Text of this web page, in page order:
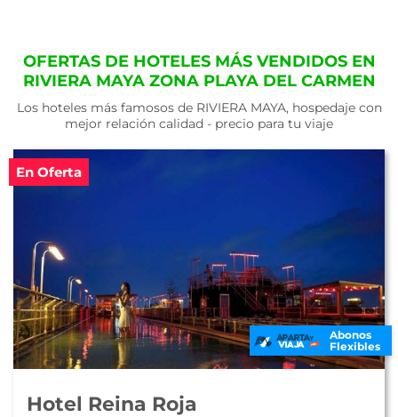
OFERTAS DE HOTELES MÁS VENDIDOS EN
RIVIERA MAYA ZONA PLAYA DEL CARMEN
Los hoteles más famosos de RIVIERA MAYA, hospedaje con
mejor relación calidad - precio para tu viaje
En Oferta
Abonos
Flexibles
Hotel Reina Roja